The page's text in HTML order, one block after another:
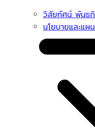
วิสัยทัศน์ พันธ
นโยบายและแผน